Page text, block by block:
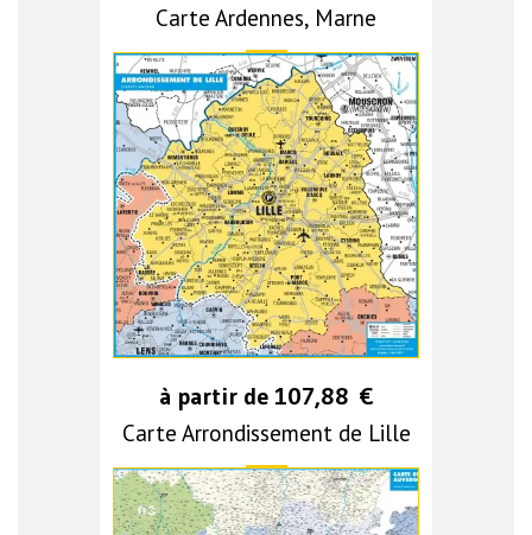
Carte Ardennes, Marne
à partir de 107,88 €
Carte Arrondissement de Lille